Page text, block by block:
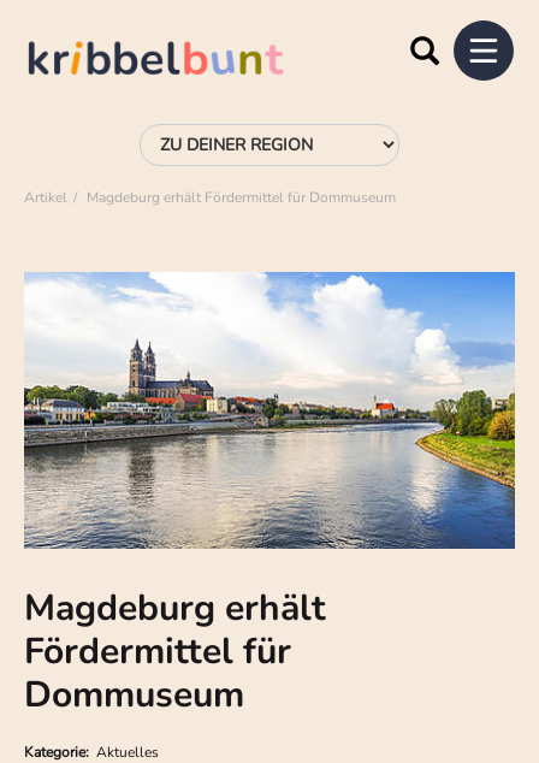
Artikel Magdeburg erhält Fördermittel für Dommuseum
Magdeburg erhält
Fördermittel für
Dommuseum
Kategorie: Aktuelles